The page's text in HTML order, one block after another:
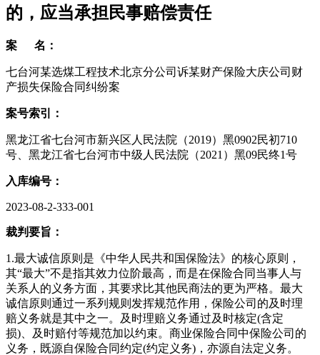
的，应当承担民事赔偿责任
案 名：
七台河某选煤工程技术北京分公司诉某财产保险大庆公司财
产损失保险合同纠纷案
案号索引：
黑龙江省七台河市新兴区人民法院（2019）黑0902民初710
号、黑龙江省七台河市中级人民法院（2021）黑09民终1号
入库编号：
2023-08-2-333-001
裁判要旨：
1.最大诚信原则是《中华人民共和国保险法》的核心原则，
其“最大”不是指其效力位阶最高，而是在保险合同当事人与
关系人的义务方面，其要求比其他民商法的更为严格。最大
诚信原则通过一系列规则发挥规范作用，保险公司的及时理
赔义务就是其中之一。及时理赔义务通过及时核定(含定
损)、及时赔付等规范加以约束。商业保险合同中保险公司的
义务，既源自保险合同约定(约定义务)，亦源自法定义务。